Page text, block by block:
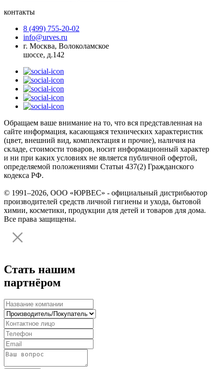
контакты
8 (499) 755-20-02
info@urves.ru
г. Москва, Волоколамское
шоссе, д.142
Обращаем ваше внимание на то, что вся представленная на
сайте информация, касающаяся технических характеристик
(цвет, внешний вид, комплектация и прочие), наличия на
складе, стоимости товаров, носит информационный характер
и ни при каких условиях не является публичной офертой,
определяемой положениями Статьи 437(2) Гражданского
кодекса РФ.
© 1991–2026, ООО «ЮРВЕС» - официальный дистрибьютор
производителей средств личной гигиены и ухода, бытовой
химии, косметики, продукции для детей и товаров для дома.
Все права защищены.
Стать нашим
партнёром